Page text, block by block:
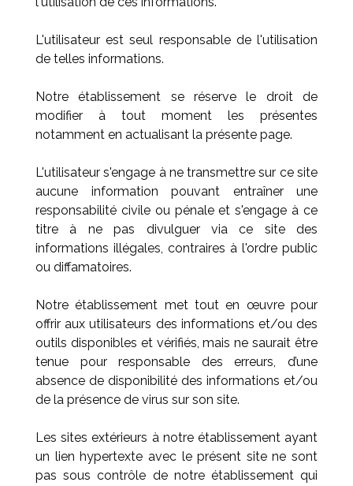
L'utilisateur est seul responsable de l'utilisation
de telles informations.
Notre établissement se réserve le droit de
modifier à tout moment les présentes
notamment en actualisant la présente page.
L'utilisateur s'engage à ne transmettre sur ce site
aucune information pouvant entraîner une
responsabilité civile ou pénale et s'engage à ce
titre à ne pas divulguer via ce site des
informations illégales, contraires à l'ordre public
ou diffamatoires.
Notre établissement met tout en œuvre pour
offrir aux utilisateurs des informations et/ou des
outils disponibles et vérifiés, mais ne saurait être
tenue pour responsable des erreurs, d’une
absence de disponibilité des informations et/ou
de la présence de virus sur son site.
Les sites extérieurs à notre établissement ayant
un lien hypertexte avec le présent site ne sont
pas sous contrôle de notre établissement qui